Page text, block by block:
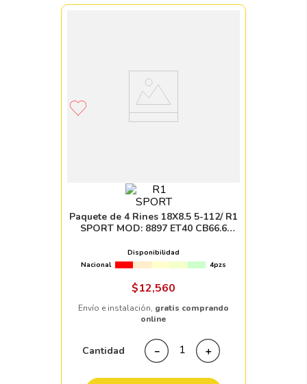
Paquete de 4 Rines 18X8.5 5-112/ R1
SPORT MOD: 8897 ET40 CB66.6
Disponibilidad
Nacional
4pzs
$12,560
Envío e instalación, gratis comprando
online
Cantidad ＋
－